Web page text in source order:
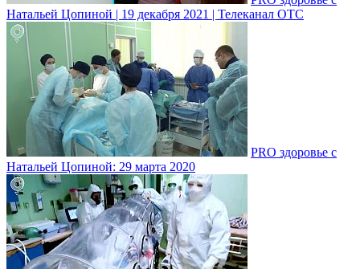
Натальей Цопиной | 19 декабря 2021 | Телеканал ОТС
PRO здоровье с
Натальей Цопиной: 29 марта 2020